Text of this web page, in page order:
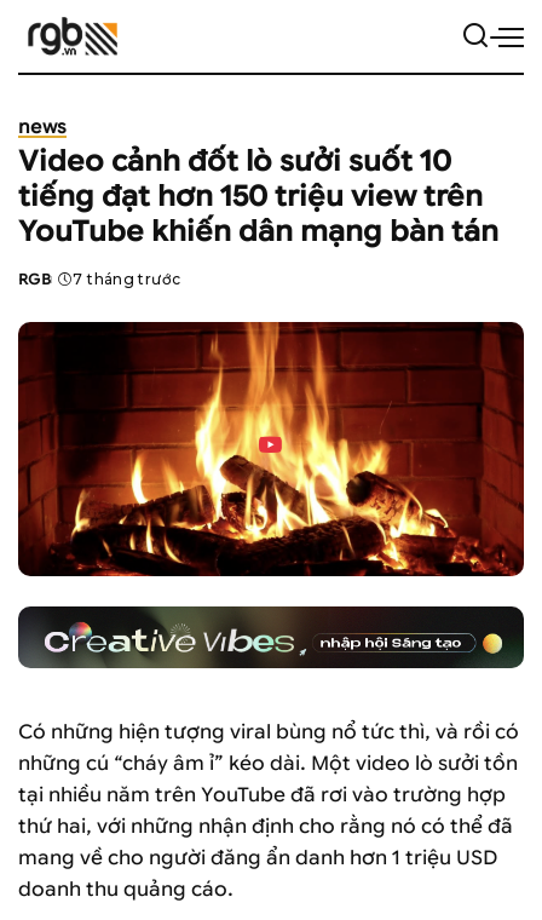
news
Video cảnh đốt lò sưởi suốt 10
tiếng đạt hơn 150 triệu view trên
YouTube khiến dân mạng bàn tán
Posted
RGB 7 tháng trước
Có những hiện tượng viral bùng nổ tức thì, và rồi có
những cú “cháy âm ỉ” kéo dài. Một video lò sưởi tồn
tại nhiều năm trên YouTube đã rơi vào trường hợp
thứ hai, với những nhận định cho rằng nó có thể đã
mang về cho người đăng ẩn danh hơn 1 triệu USD
doanh thu quảng cáo.